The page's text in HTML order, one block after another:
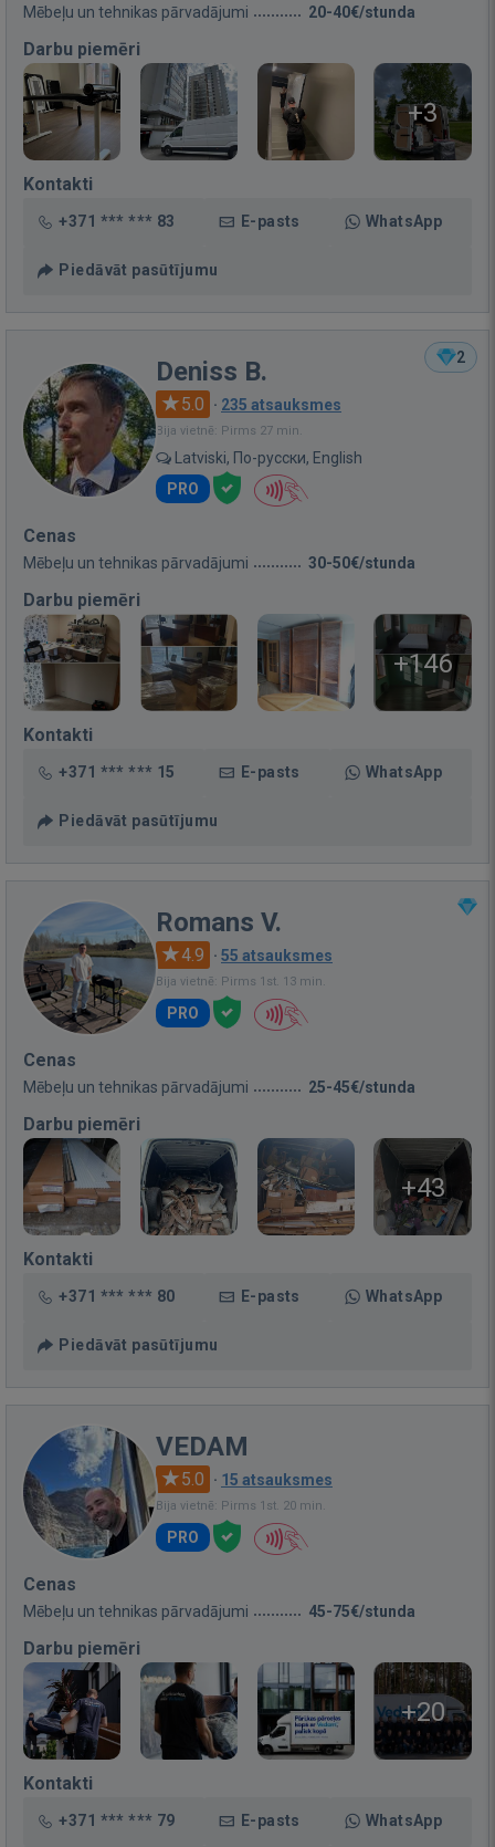
Mēbeļu un tehnikas pārvadājumi 20-40€/stunda
Darbu piemēri
+3
Kontakti
+371 *** *** 83 E-pasts WhatsApp
Piedāvāt pasūtījumu
2
Deniss B.
5.0 · 235 atsauksmes
Bija vietnē: Pirms 27 min.
Latviski, По-русски, English
PRO
Cenas
Mēbeļu un tehnikas pārvadājumi 30-50€/stunda
Darbu piemēri
+146
Kontakti
+371 *** *** 15 E-pasts WhatsApp
Piedāvāt pasūtījumu
Romans V.
4.9 · 55 atsauksmes
Bija vietnē: Pirms 1st. 13 min.
PRO
Cenas
Mēbeļu un tehnikas pārvadājumi 25-45€/stunda
Darbu piemēri
+43
Kontakti
+371 *** *** 80 E-pasts WhatsApp
Piedāvāt pasūtījumu
VEDAM
5.0 · 15 atsauksmes
Bija vietnē: Pirms 1st. 20 min.
PRO
Cenas
Mēbeļu un tehnikas pārvadājumi 45-75€/stunda
Darbu piemēri
+20
Kontakti
+371 *** *** 79 E-pasts WhatsApp